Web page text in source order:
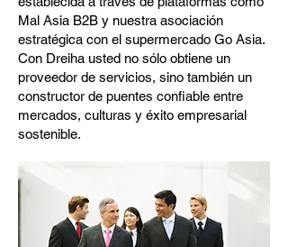
Mal Asia B2B y nuestra asociación
estratégica con el supermercado Go Asia.
Con Dreiha usted no sólo obtiene un
proveedor de servicios, sino también un
constructor de puentes confiable entre
mercados, culturas y éxito empresarial
sostenible.